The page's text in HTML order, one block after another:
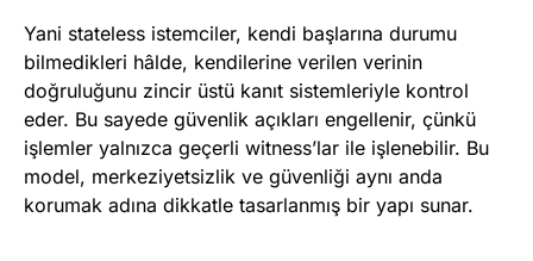
Yani stateless istemciler, kendi başlarına durumu
bilmedikleri hâlde, kendilerine verilen verinin
doğruluğunu zincir üstü kanıt sistemleriyle kontrol
eder. Bu sayede güvenlik açıkları engellenir, çünkü
işlemler yalnızca geçerli witness’lar ile işlenebilir. Bu
model, merkeziyetsizlik ve güvenliği aynı anda
korumak adına dikkatle tasarlanmış bir yapı sunar.